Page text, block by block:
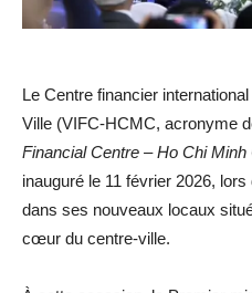
Le Centre financier
Ville (VIFC-HCMC, acronyme
Financial Centre – Ho Chi Minh
inauguré le 11 février 2026,
dans ses nouveaux locaux
cœur du centre-ville.